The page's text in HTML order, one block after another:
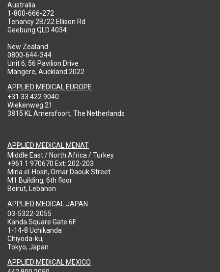
Australia
1-800-666-272
Tenancy 2B/22 Ellison Rd
Geebung QLD 4034
New Zealand
0800-644-344
Unit 6, 56 Pavilion Drive
Mangere, Auckland 2022
APPLIED MEDICAL EUROPE
+31 33 422 9040
Wiekenweg 21
3815 KL Amersfoort, The Netherlands
APPLIED MEDICAL MENAT
Middle East / North Africa / Turkey
+961 1 970670 Ext: 202-203
Mina el-Hosn, Omar Daouk Street
M1 Building, 6th floor
Beirut, Lebanon
APPLIED MEDICAL JAPAN
03-5322-2055
Kanda Square Gate 6F
1-14-8 Uchikanda
Chiyoda-ku,
Tokyo, Japan
APPLIED MEDICAL MEXICO